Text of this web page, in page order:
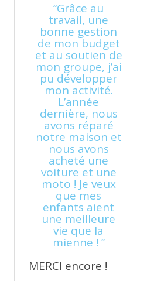
‘‘Grâce au
travail, une
bonne gestion
de mon budget
et au soutien de
mon groupe, j’ai
pu développer
mon activité.
L’année
dernière, nous
avons réparé
notre maison et
nous avons
acheté une
voiture et une
moto ! Je veux
que mes
enfants aient
une meilleure
vie que la
mienne ! ’’
MERCI encore !